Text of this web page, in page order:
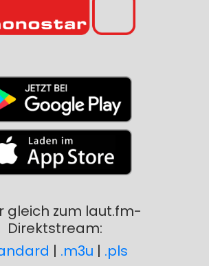
gleich zum laut.fm-
Direktstream:
| .m3u | .pls